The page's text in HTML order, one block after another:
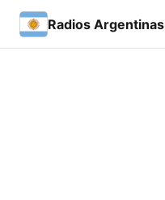
Radios Argentinas